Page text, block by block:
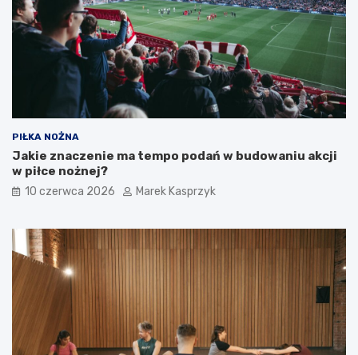
PIŁKA NOŻNA
Jakie znaczenie ma tempo podań w budowaniu akcji
w piłce nożnej?
10 czerwca 2026 Marek Kasprzyk